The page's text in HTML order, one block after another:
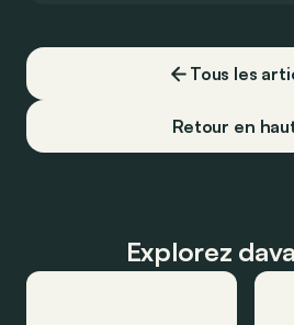
Tous les
Retour en
Explorez